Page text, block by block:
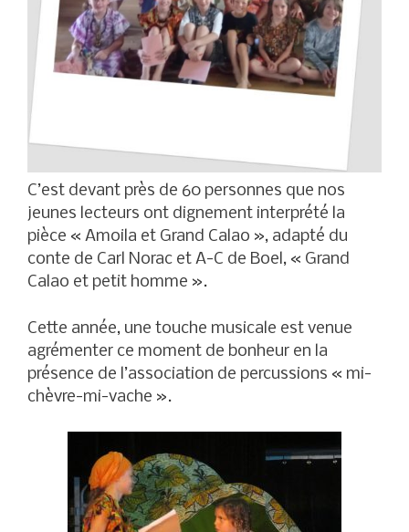
C’est devant près de 60 personnes que nos
jeunes lecteurs ont dignement interprété la
pièce « Amoila et Grand Calao », adapté du
conte de Carl Norac et A-C de Boel, « Grand
Calao et petit homme ».
Cette année, une touche musicale est venue
agrémenter ce moment de bonheur en la
présence de l’association de percussions « mi-
chèvre-mi-vache ».